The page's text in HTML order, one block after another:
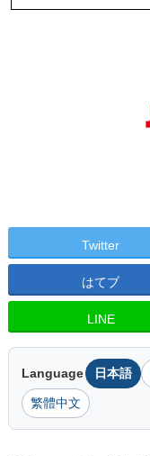
Twitter
はてブ
LINE
Language 日本語
繁體中文